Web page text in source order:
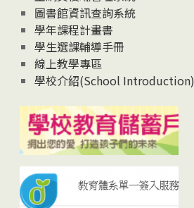
圖書館資訊查詢系統
學年課程計畫書
學生選課輔導手冊
線上教學專區
學校介紹(School Introduction)